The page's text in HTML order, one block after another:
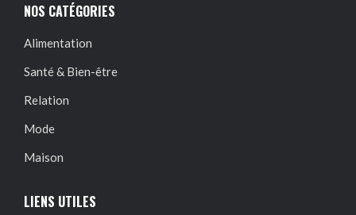
NOS CATÉGORIES
Alimentation
Santé & Bien-être
Relation
Mode
Maison
LIENS UTILES